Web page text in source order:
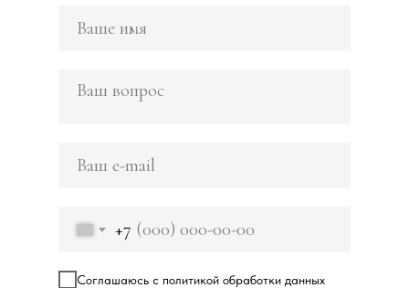
+7
Соглашаюсь с политикой обработки данных